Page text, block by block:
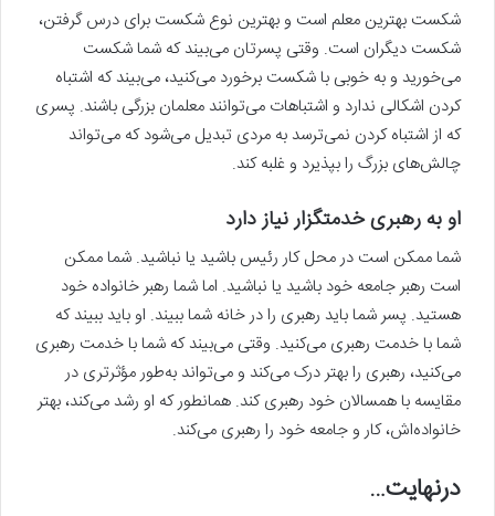
شکست بهترین معلم است و بهترین نوع شکست برای درس گرفتن،
شکست دیگران است. وقتی پسرتان می‌بیند که شما شکست
می‌خورید و به خوبی با شکست برخورد می‌کنید، می‌بیند که اشتباه
کردن اشکالی ندارد و اشتباهات می‌توانند معلمان بزرگی باشند. پسری
که از اشتباه کردن نمی‌ترسد به مردی تبدیل می‌شود که می‌تواند
چالش‌های بزرگ را بپذیرد و غلبه کند.
او به رهبری خدمتگزار نیاز دارد
شما ممکن است در محل کار رئیس باشید یا نباشید. شما ممکن
است رهبر جامعه خود باشید یا نباشید. اما شما رهبر خانواده خود
هستید. پسر شما باید رهبری را در خانه شما ببیند. او باید ببیند که
شما با خدمت رهبری می‌کنید. وقتی می‌بیند که شما با خدمت رهبری
می‌کنید، رهبری را بهتر درک می‌کند و می‌تواند به‌طور مؤثرتری در
مقایسه با همسالان خود رهبری کند. همانطور که او رشد می‌کند، بهتر
خانواده‌اش، کار و جامعه خود را رهبری می‌کند.
درنهایت…